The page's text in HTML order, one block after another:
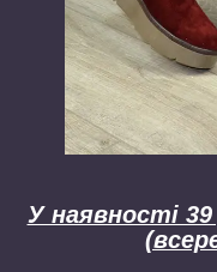
У наявності